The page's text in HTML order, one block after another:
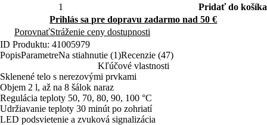
Pridať do košíka
Prihlás sa pre dopravu zadarmo nad 50 €
PorovnaťStráženie ceny dostupnosti
ID Produktu: 41005979
PopisParametreNa stiahnutie (1)Recenzie (47)
Kľúčové vlastnosti
Sklenené telo s nerezovými prvkami
Objem 2 l, až na 8 šálok naraz
Regulácia teploty 50, 70, 80, 90, 100 °C
Udržiavanie teploty 30 minút po zohriatí
LED podsvietenie a zvuková signalizácia